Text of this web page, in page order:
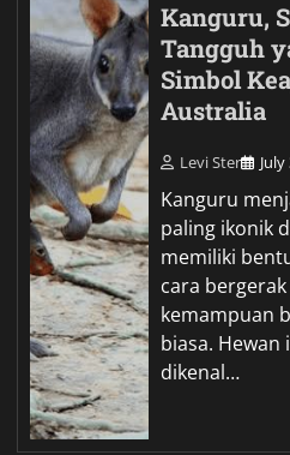
Kanguru,
Tangguh
Simbol
Australia
Levi Ster
Kanguru
paling ikonik
memiliki
cara
kemampuan
biasa. Hewan
dikenal…